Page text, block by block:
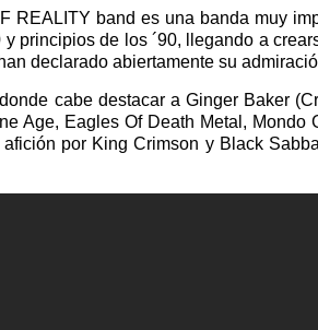
band es una banda muy
principios de los ´90, llegando a
declarado abiertamente su
cabe destacar a Ginger Baker
Age, Eagles Of Death Metal,
por King Crimson y Black